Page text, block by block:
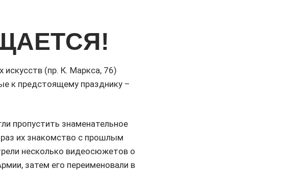
(пр. К. Маркса, 76)
к предстоящему празднику –
пропустить знаменательное
их знакомство с прошлым
несколько видеосюжетов о
затем его переименовали в